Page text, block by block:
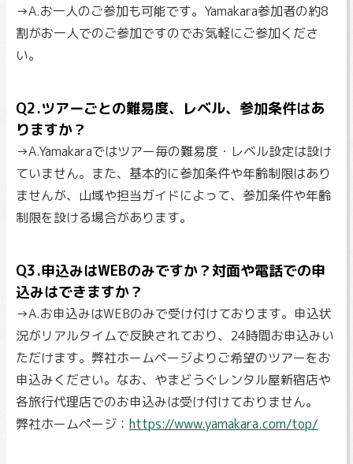
→A.お一人のご参加も可能です。Yamakara参加者の約8
割がお一人でのご参加ですのでお気軽にご参加くださ
い。
Q2.ツアーごとの難易度、レベル、参加条件はあ
りますか？
→A.Yamakaraではツアー毎の難易度・レベル設定は設け
ていません。また、基本的に参加条件や年齢制限はあり
ませんが、山域や担当ガイドによって、参加条件や年齢
制限を設ける場合があります。
Q3.申込みはWEBのみですか？対面や電話での申
込みはできますか？
→A.お申込みはWEBのみで受け付けております。申込状
況がリアルタイムで反映されており、24時間お申込みい
ただけます。弊社ホームページよりご希望のツアーをお
申込みください。なお、やまどうぐレンタル屋新宿店や
各旅行代理店でのお申込みは受け付けておりません。
弊社ホームページ： https://www.yamakara.com/top/